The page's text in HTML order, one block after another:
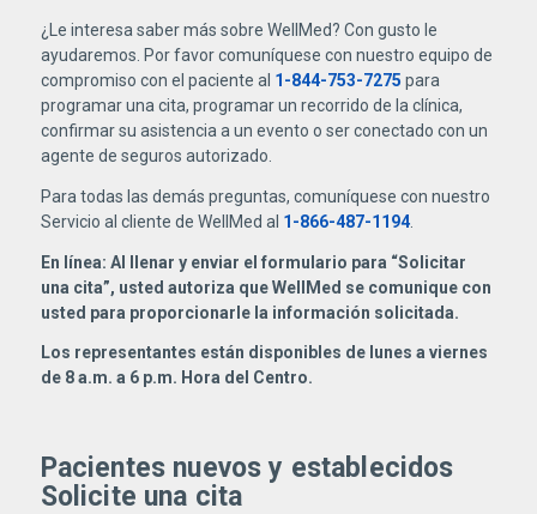
¿Le interesa saber más sobre WellMed? Con gusto le
ayudaremos. Por favor comuníquese con nuestro equipo de
compromiso con el paciente al 1-844-753-7275 para
programar una cita, programar un recorrido de la clínica,
confirmar su asistencia a un evento o ser conectado con un
agente de seguros autorizado.
Para todas las demás preguntas, comuníquese con nuestro
Servicio al cliente de WellMed al 1-866-487-1194.
En línea: Al llenar y enviar el formulario para “Solicitar
una cita”, usted autoriza que WellMed se comunique con
usted para proporcionarle la información solicitada.
Los representantes están disponibles de lunes a viernes
de 8 a.m. a 6 p.m. Hora del Centro.
Pacientes nuevos y establecidos
Solicite una cita